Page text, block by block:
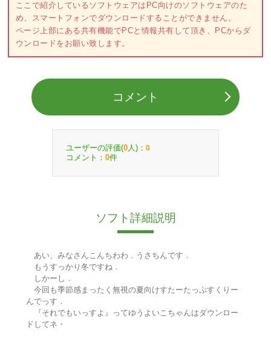
ここで紹介しているソフトウェアはPC向けのソフトウェアのた
め、スマートフォンでダウンロードすることができません。
ページ上部にある共有機能でPCと情報共有して頂き、PCからダ
ウンロードをお願い致します。
コメント
ユーザーの評価(0 人)： 0
コメント： 0件
ソフト詳細説明
あい、みなさんこんちわわ．うさちんです．
もうすっかり冬ですね．
しかーし．
今回も季節感まったく無視の夏向けすたーたっぷすくりー
んでっす．
『それでもいっすよ』ってゆうよいこちゃんはダウンロー
ドしてネ・